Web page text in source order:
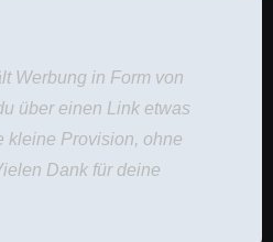
Werbung in Form von
über einen Link etwas
kleine Provision, ohne
Dank für deine